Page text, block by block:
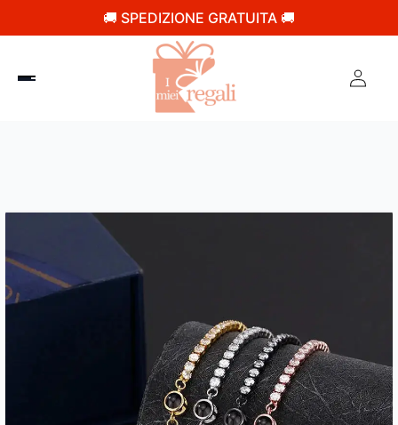
🚚 SPEDIZIONE GRATUITA 🚚